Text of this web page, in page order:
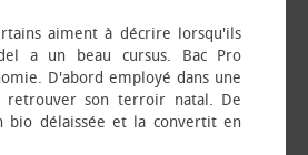
aiment à décrire lorsqu'ils
a un beau cursus. Bac Pro
D'abord employé dans une
retrouver son terroir natal. De
délaissée et la convertit en